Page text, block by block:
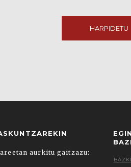
HARPIDETU
aurkitu gaitzazu: